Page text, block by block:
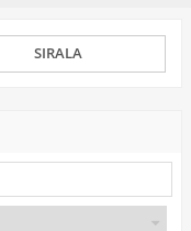
SIRALA